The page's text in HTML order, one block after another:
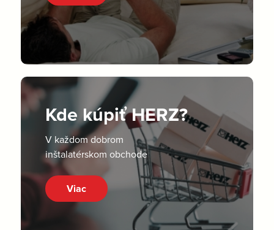
Kde kúpiť HERZ?
V každom dobrom
inštalatérskom obchode
Viac